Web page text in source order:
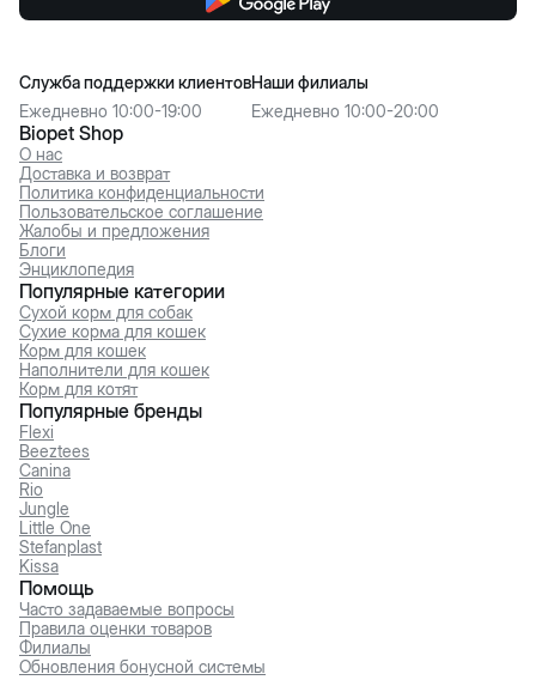
Biopet Shop
О нас
Доставка и возврат
Политика конфиденциальности
Пользовательское соглашение
Жалобы и предложения
Блоги
Энциклопедия
Служба поддержки клиентов
Ежедневно 10:00-19:00
Наши филиалы
Ежедневно 10:00-20:00
Популярные категории
Сухой корм для собак
Сухие корма для кошек
Корм для кошек
Наполнители для кошек
Корм для котят
Популярные бренды
Flexi
Beeztees
Canina
Rio
Jungle
Little One
Stefanplast
Kissa
Помощь
Часто задаваемые вопросы
Правила оценки товаров
Филиалы
Обновления бонусной системы